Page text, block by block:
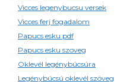
Vicces legenybucsu versek
Vicces ferj fogadalom
Papucs esku pdf
Papucs esku szoveg
Oklevél legénybúcsúra
Legénybúcsú oklevél szöveg